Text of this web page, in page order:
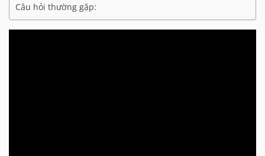
Câu hỏi thường gặp: